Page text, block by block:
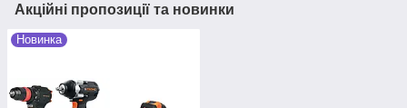
Акційні пропозиції та новинки
Новинка